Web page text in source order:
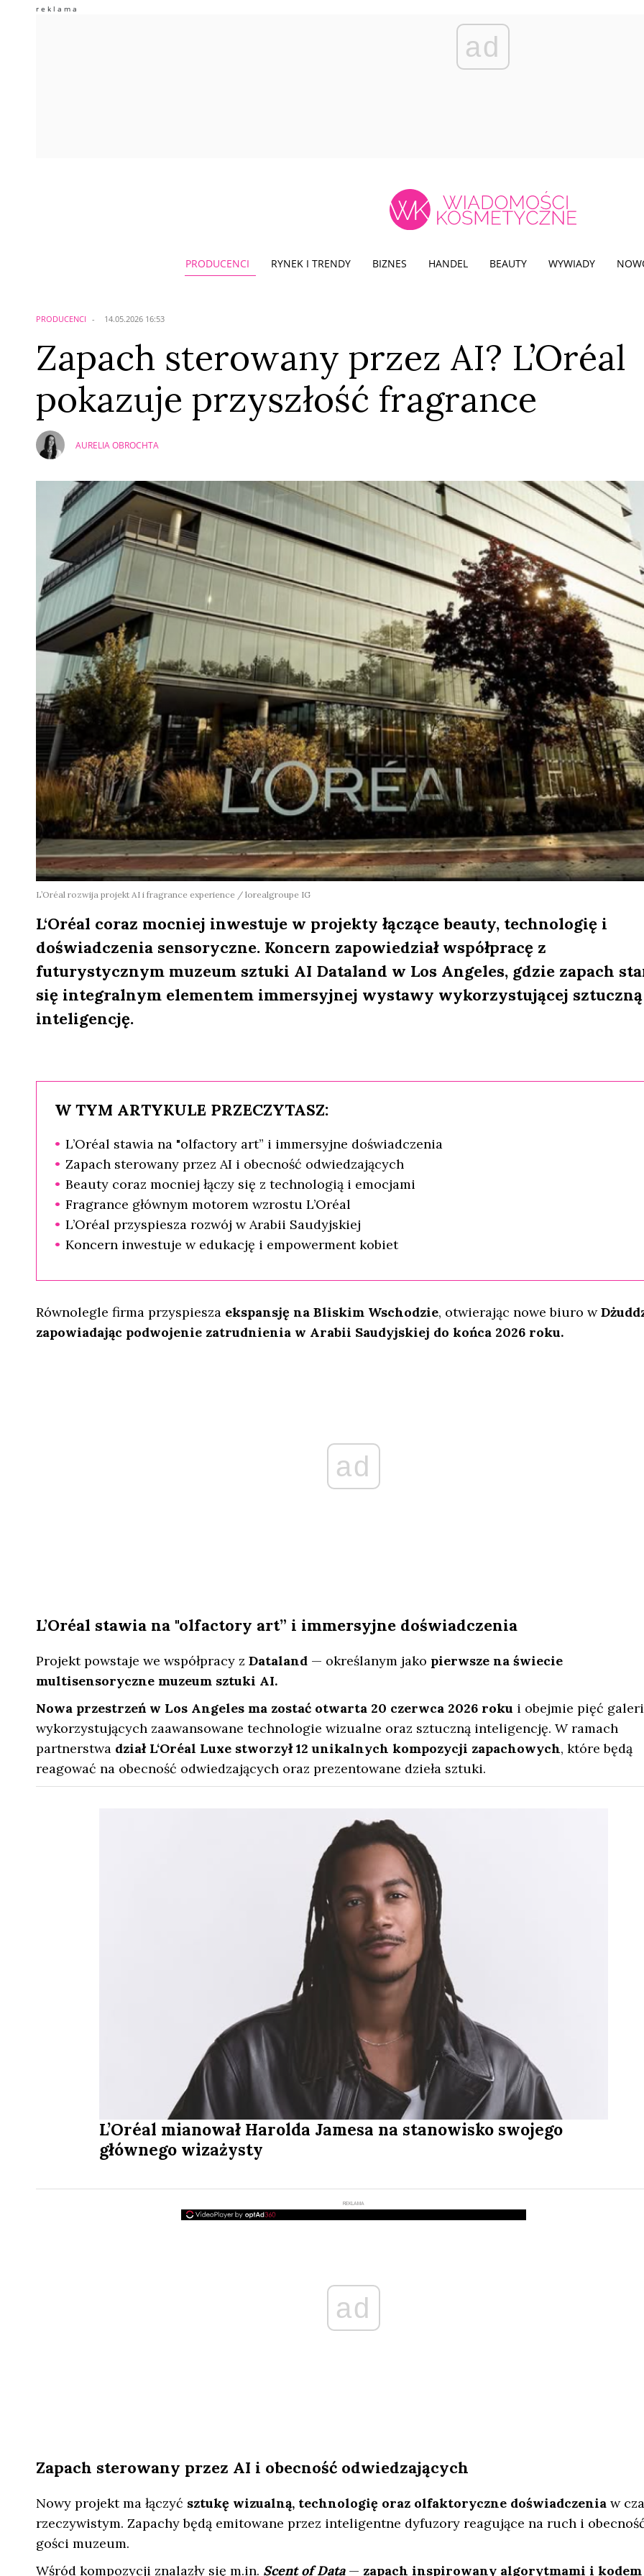
ad
PRODUCENCI RYNEK I TRENDY BIZNES HANDEL BEAUTY WYWIADY
PRODUCENCI 14.05.2026 16:53
Zapach sterowany przez AI? L’Oréal
pokazuje przyszłość fragrance
AURELIA OBROCHTA
L’Oréal rozwija projekt AI i fragrance experience / lorealgroupe IG
L‘Oréal coraz mocniej inwestuje w projekty łączące beauty, technologię i
doświadczenia sensoryczne. Koncern zapowiedział współpracę z
futurystycznym muzeum sztuki AI Dataland w Los Angeles, gdzie zapach
się integralnym elementem immersyjnej wystawy wykorzystującej sztuczną
inteligencję.
W TYM ARTYKULE PRZECZYTASZ:
L’Oréal stawia na "olfactory art” i immersyjne doświadczenia
Zapach sterowany przez AI i obecność odwiedzających
Beauty coraz mocniej łączy się z technologią i emocjami
Fragrance głównym motorem wzrostu L’Oréal
L’Oréal przyspiesza rozwój w Arabii Saudyjskiej
Koncern inwestuje w edukację i empowerment kobiet
Równolegle firma przyspiesza ekspansję na Bliskim Wschodzie, otwierając nowe biuro w
zapowiadając podwojenie zatrudnienia w Arabii Saudyjskiej do końca 2026 roku.
ad
L’Oréal stawia na "olfactory art” i immersyjne doświadczenia
Projekt powstaje we współpracy z Dataland— określanym jako pierwsze na świecie
multisensoryczne muzeum sztuki AI.
Nowa przestrzeń w Los Angeles ma zostać otwarta 20 czerwca 2026 roku i obejmie pięć
wykorzystujących zaawansowane technologie wizualne oraz sztuczną inteligencję. W ramach
partnerstwa dział L‘Oréal Luxe stworzył 12 unikalnych kompozycji zapachowych, które będą
reagować na obecność odwiedzających oraz prezentowane dzieła sztuki.
L’Oréal mianował Harolda Jamesa na stanowisko swojego
głównego wizażysty
REKLAMA
ad
Zapach sterowany przez AI i obecność odwiedzających
Nowy projekt ma łączyć sztukę wizualną, technologię oraz olfaktoryczne doświadczeniaw
rzeczywistym. Zapachy będą emitowane przez inteligentne dyfuzory reagujące na ruch i
gości muzeum.
Wśród kompozycji znalazły się m.in. Scent of Data — zapach inspirowany algorytmami i kodem